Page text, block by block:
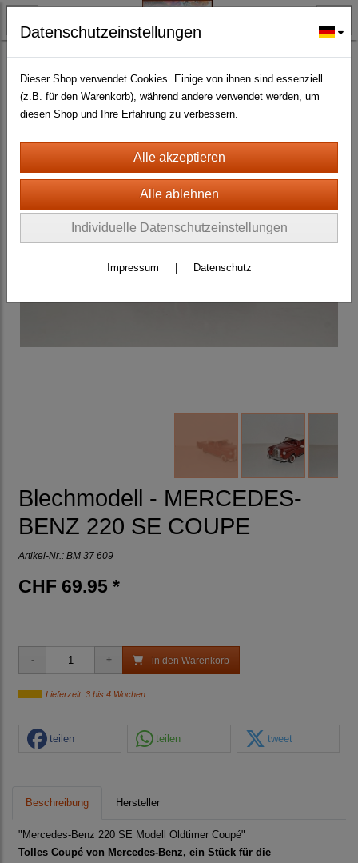
BLECHMODELLE + BLECHSPIELWAREN ANTIK
Nostalgie Blechminiaturen+Blechspielwaren(101)
Blechmodell - MERCEDES-
BENZ 220 SE COUPE
Artikel-Nr.: BM 37 609
CHF 69.95 *
in den Warenkorb
Lieferzeit: 3 bis 4 Wochen
teilen teilen tweet
Beschreibung Hersteller
"Mercedes-Benz 220 SE Modell Oldtimer Coupé"
Tolles Coupé von Mercedes-Benz, ein Stück für die
Datenschutzeinstellungen
Dieser Shop verwendet Cookies. Einige von ihnen sind essenziell
(z.B. für den Warenkorb), während andere verwendet werden, um
diesen Shop und Ihre Erfahrung zu verbessern.
Individuelle Datenschutzeinstellungen
Impressum Datenschutz